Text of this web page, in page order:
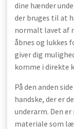
dine hænder
der bruges til at
normalt lavet af
åbnes og lukkes
giver dig
komme i direkte
På den anden
handske, der er
underarm. Den
materiale som